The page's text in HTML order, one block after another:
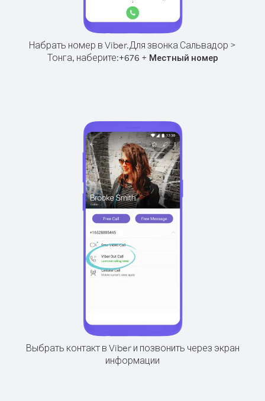
Набрать номер в Viber.Для звонка Сальвадор >
Тонга, наберите:+676 + Местный номер
Выбрать контакт в Viber и позвонить через экран
информации